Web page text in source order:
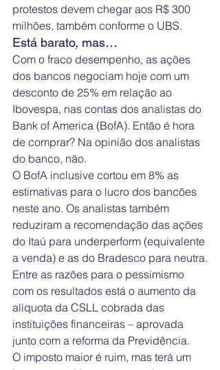
protestos devem chegar aos R$ 300
milhões, também conforme o UBS.
Está barato, mas…
Com o fraco desempenho, as ações
dos bancos negociam hoje com um
desconto de 25% em relação ao
Ibovespa, nas contas dos analistas do
Bank of America (BofA). Então é hora
de comprar? Na opinião dos analistas
do banco, não.
O BofA inclusive cortou em 8% as
estimativas para o lucro dos bancões
neste ano. Os analistas também
reduziram a recomendação das ações
do Itaú para underperform (equivalente
a venda) e as do Bradesco para neutra.
Entre as razões para o pessimismo
com os resultados está o aumento da
alíquota da CSLL cobrada das
instituições financeiras – aprovada
junto com a reforma da Previdência.
O imposto maior é ruim, mas terá um